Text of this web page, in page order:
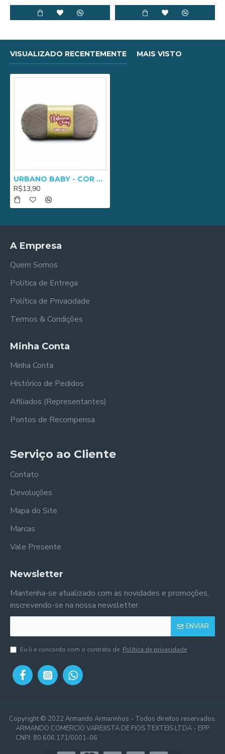
VISUALIZADO RECENTEMENTE MAIS VISTO
URBANO BABY - COR 0608
R$13,90
A Empresa
Quem Somos
Política de Entrega
Política de Privacidade
Termos & Condições
Minha Conta
Minha Conta
Histórico de Pedidos
Afiliados (Representantes)
Pontos de Recompensa
Serviço ao Cliente
Contato
Devoluções
Mapa do Site
Marcas
Vale Presente
Newsletter
Mantenha-se atualizado com as novidades e promoções,
inscrevendo-se na nossa newsletter.
ENVIAR
Eu li e concordo com o contrato de Política de privacidade
Copyright © 2022 Armando Armarinhos - Todos direitos reservados.
ARMANDO COMERCIO VAREJISTA DE FIOS TEXTEIS LTDA - EPP
CNPJ: 80.606.171/0001-06